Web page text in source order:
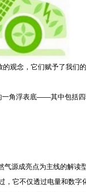
观念，它们赋予了我们
角浮表底——其中包括
源成亮点为主线的解读
它不仅透过电量和数字